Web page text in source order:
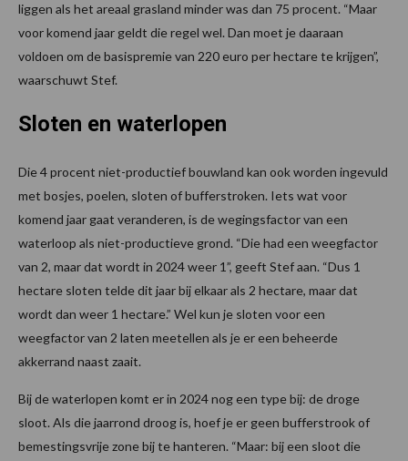
liggen als het areaal grasland minder was dan 75 procent. “Maar
voor komend jaar geldt die regel wel. Dan moet je daaraan
voldoen om de basispremie van 220 euro per hectare te krijgen”,
waarschuwt Stef.
Sloten en waterlopen
Die 4 procent niet-productief bouwland kan ook worden ingevuld
met bosjes, poelen, sloten of bufferstroken. Iets wat voor
komend jaar gaat veranderen, is de wegingsfactor van een
waterloop als niet-productieve grond. “Die had een weegfactor
van 2, maar dat wordt in 2024 weer 1”, geeft Stef aan. “Dus 1
hectare sloten telde dit jaar bij elkaar als 2 hectare, maar dat
wordt dan weer 1 hectare.” Wel kun je sloten voor een
weegfactor van 2 laten meetellen als je er een beheerde
akkerrand naast zaait.
Bij de waterlopen komt er in 2024 nog een type bij: de droge
sloot. Als die jaarrond droog is, hoef je er geen bufferstrook of
bemestingsvrije zone bij te hanteren. “Maar: bij een sloot die